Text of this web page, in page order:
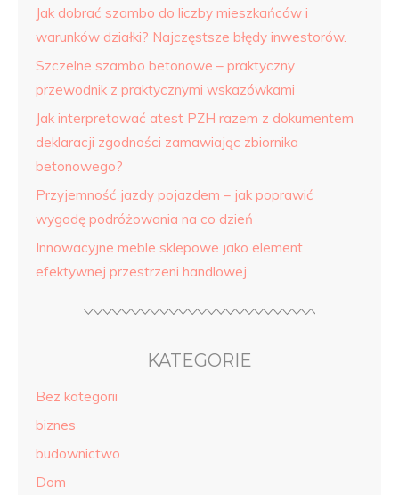
Jak dobrać szambo do liczby mieszkańców i
warunków działki? Najczęstsze błędy inwestorów.
Szczelne szambo betonowe – praktyczny
przewodnik z praktycznymi wskazówkami
Jak interpretować atest PZH razem z dokumentem
deklaracji zgodności zamawiając zbiornika
betonowego?
Przyjemność jazdy pojazdem – jak poprawić
wygodę podróżowania na co dzień
Innowacyjne meble sklepowe jako element
efektywnej przestrzeni handlowej
KATEGORIE
Bez kategorii
biznes
budownictwo
Dom